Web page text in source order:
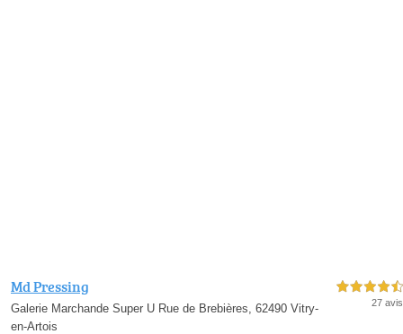
Md Pressing
Galerie Marchande Super U Rue de Brebières, 62490 Vitry-
en-Artois
4,5 étoiles sur 5
27 avis